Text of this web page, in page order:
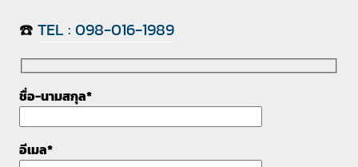
☎️ TEL : 098-016-1989
ชื่อ-นามสกุล*
อีเมล*